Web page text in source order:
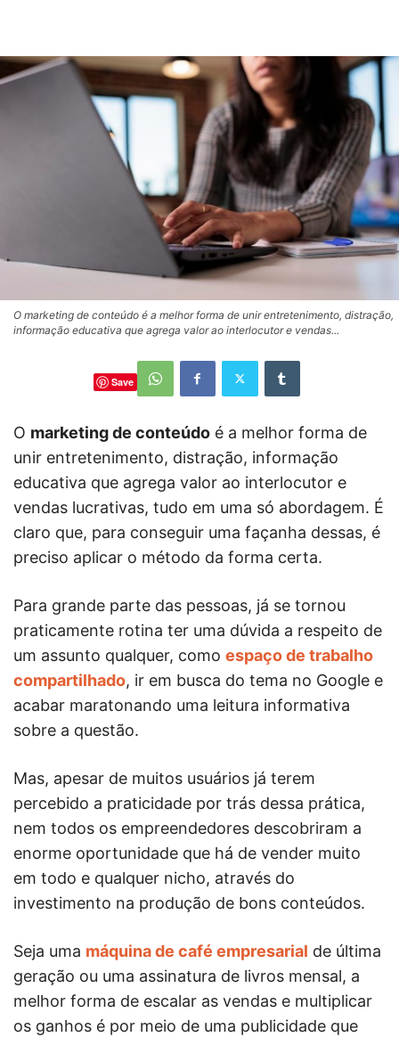
O marketing de conteúdo é a melhor forma de unir entretenimento, distração,
informação educativa que agrega valor ao interlocutor e vendas...
Save
O marketing de conteúdo é a melhor forma de
unir entretenimento, distração, informação
educativa que agrega valor ao interlocutor e
vendas lucrativas, tudo em uma só abordagem. É
claro que, para conseguir uma façanha dessas, é
preciso aplicar o método da forma certa.
Para grande parte das pessoas, já se tornou
praticamente rotina ter uma dúvida a respeito de
um assunto qualquer, como espaço de trabalho
compartilhado, ir em busca do tema no Google e
acabar maratonando uma leitura informativa
sobre a questão.
Mas, apesar de muitos usuários já terem
percebido a praticidade por trás dessa prática,
nem todos os empreendedores descobriram a
enorme oportunidade que há de vender muito
em todo e qualquer nicho, através do
investimento na produção de bons conteúdos.
Seja uma máquina de café empresarial de última
geração ou uma assinatura de livros mensal, a
melhor forma de escalar as vendas e multiplicar
os ganhos é por meio de uma publicidade que